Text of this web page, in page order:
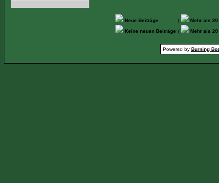
Neue Beiträge (
Mehr als
Keine neuen Beiträge ( Mehr als
Powered by Burning